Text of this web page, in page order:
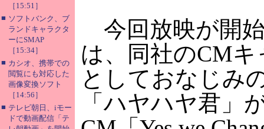
［15:51］
■ ソフトバンク、ブ
ランドキャラクタ
ーにSMAP
［15:34］
■ カシオ、携帯での
閲覧にも対応した
画像変換ソフト
［14:56］
■ テレビ朝日、iモー
ドで動画配信「テ
今回放映が開
は、同社のCM
としておなじみ
「ハヤハヤ君」